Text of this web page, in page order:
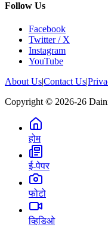
Follow Us
Facebook
Twitter / X
Instagram
YouTube
About Us|Contact Us|
Copyright © 2026-26
होम
ई-पेपर
फोटो
व्हिडिओ